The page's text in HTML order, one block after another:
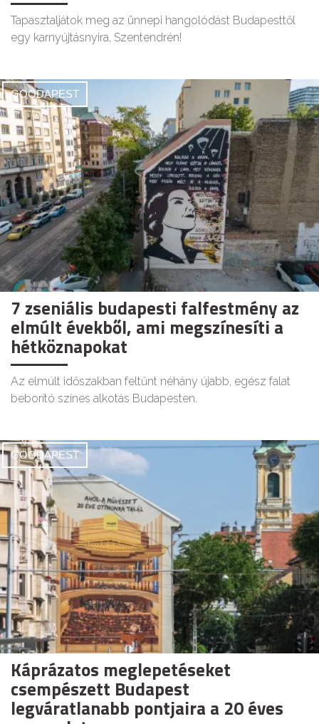
Tapasztaljátok meg az ünnepi hangolódást Budapesttől
egy karnyújtásnyira, Szentendrén!
GOODAPEST
7 zseniális budapesti falfestmény az
elmúlt évekből, ami megszínesíti a
hétköznapokat
Az elmúlt időszakban feltűnt néhány újabb, egész falat
beborító színes alkotás Budapesten.
GOODAPEST
Káprázatos meglepetéseket
csempészett Budapest
legváratlanabb pontjaira a 20 éves